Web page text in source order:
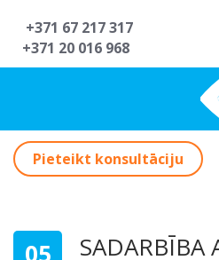
+371 67 217 317
+371 20 016 968
Pieteikt konsultāciju
SADARBĪBA